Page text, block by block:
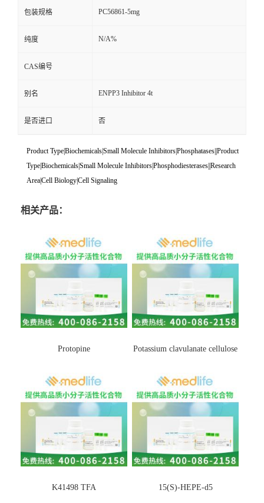
包装规格 PC56861-5mg
纯度 N/A%
CAS编号
别名 ENPP3 Inhibitor 4t
是否进口 否
Product Type|Biochemicals|Small Molecule Inhibitors|Phosphatases||Product
Type|Biochemicals|Small Molecule Inhibitors|Phosphodiesterases||Research
Area|Cell Biology|Cell Signaling
相关产品：
Protopine Potassium clavulanate cellulose
K41498 TFA 15(S)-HEPE-d5